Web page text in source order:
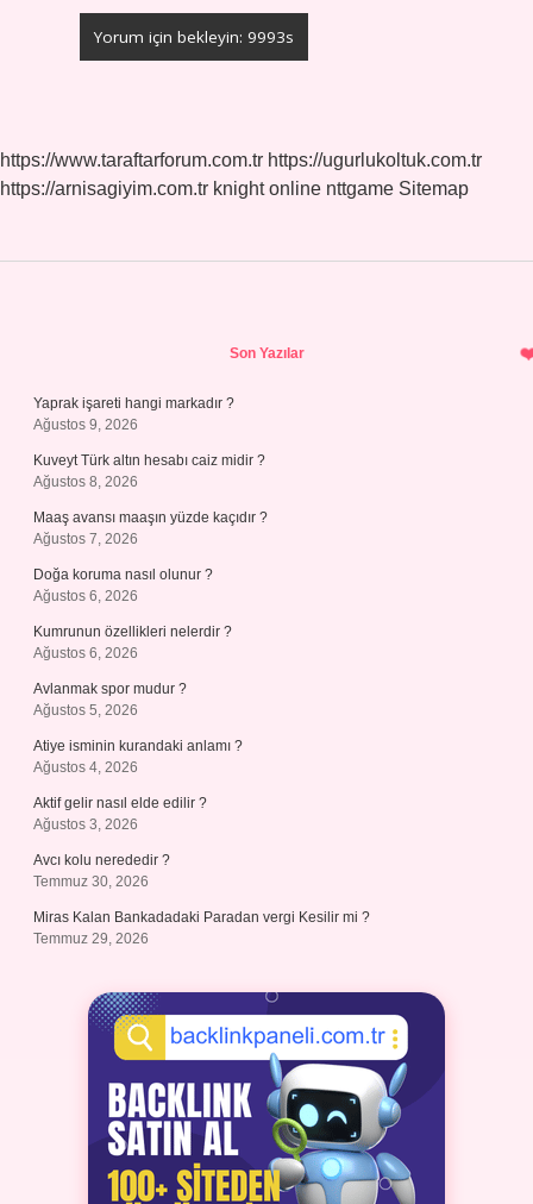
https://www.taraftarforum.com.tr https://ugurlukoltuk.com.tr
https://arnisagiyim.com.tr knight online nttgame Sitemap
Son Yazılar
Yaprak işareti hangi markadır ?
Ağustos 9, 2026
Kuveyt Türk altın hesabı caiz midir ?
Ağustos 8, 2026
Maaş avansı maaşın yüzde kaçıdır ?
Ağustos 7, 2026
Doğa koruma nasıl olunur ?
Ağustos 6, 2026
Kumrunun özellikleri nelerdir ?
Ağustos 6, 2026
Avlanmak spor mudur ?
Ağustos 5, 2026
Atiye isminin kurandaki anlamı ?
Ağustos 4, 2026
Aktif gelir nasıl elde edilir ?
Ağustos 3, 2026
Avcı kolu nerededir ?
Temmuz 30, 2026
Miras Kalan Bankadadaki Paradan vergi Kesilir mi ?
Temmuz 29, 2026